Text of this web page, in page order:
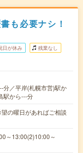
も必要ナシ！
日が休み 残業なし
分／平岸(札幌市営)駅か
駅から---分
の曜日があればご相談
～13:00(2)10:00～